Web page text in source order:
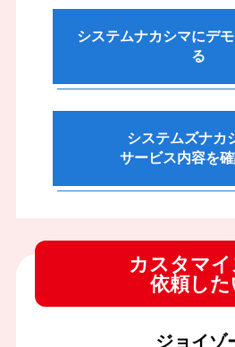
システムナカシマにデ
る
システムズナカ
サービス内容を
カスタマ
依頼した
ジョイゾ